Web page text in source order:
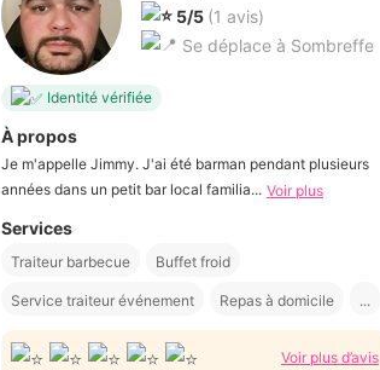
5/5 (1 avis)
Se déplace à Sombreffe
Identité vérifiée
À propos
Je m'appelle Jimmy. J'ai été barman pendant plusieurs
années dans un petit bar local familia... Voir plus
Services
Traiteur barbecue Buffet froid
Service traiteur événement Repas à domicile ...
Voir plus d’avis